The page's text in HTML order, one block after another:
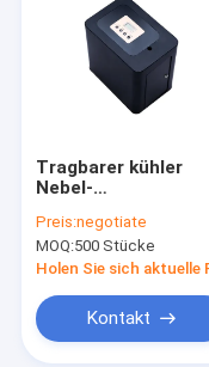
Tragbarer kühler
Nebel-
Diffusor mit
Fansystem
Preis:negotiate
MOQ:500 Stücke
Kontakt